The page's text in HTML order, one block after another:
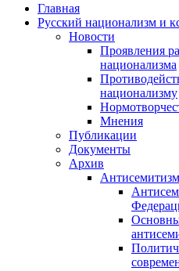
Главная
Русский национализм и
Новости
Проявления
национализма
национализму
Мнения
Публикации
Документы
Архив